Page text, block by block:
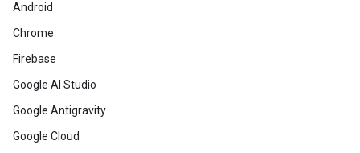
Android
Chrome
Firebase
Google AI Studio
Google Antigravity
Google Cloud